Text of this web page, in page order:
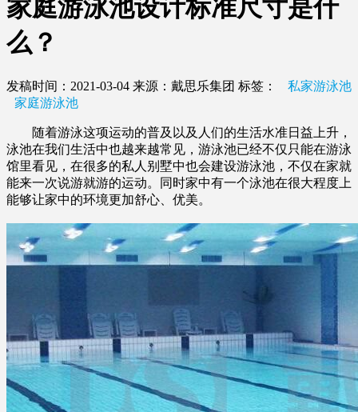
家庭游泳池设计标准尺寸是什
么？
发稿时间：2021-03-04 来源：戴思乐集团 标签：
私家游泳池
家庭游泳池
随着游泳这项运动的普及以及人们的生活水准日益上升，
泳池在我们生活中也越来越常见，游泳池已经不仅只能在游泳
馆里看见，在很多的私人别墅中也会建设游泳池，不仅在家就
能来一次说游就游的运动。同时家中有一个泳池在很大程度上
能够让家中的环境更加舒心、优美。